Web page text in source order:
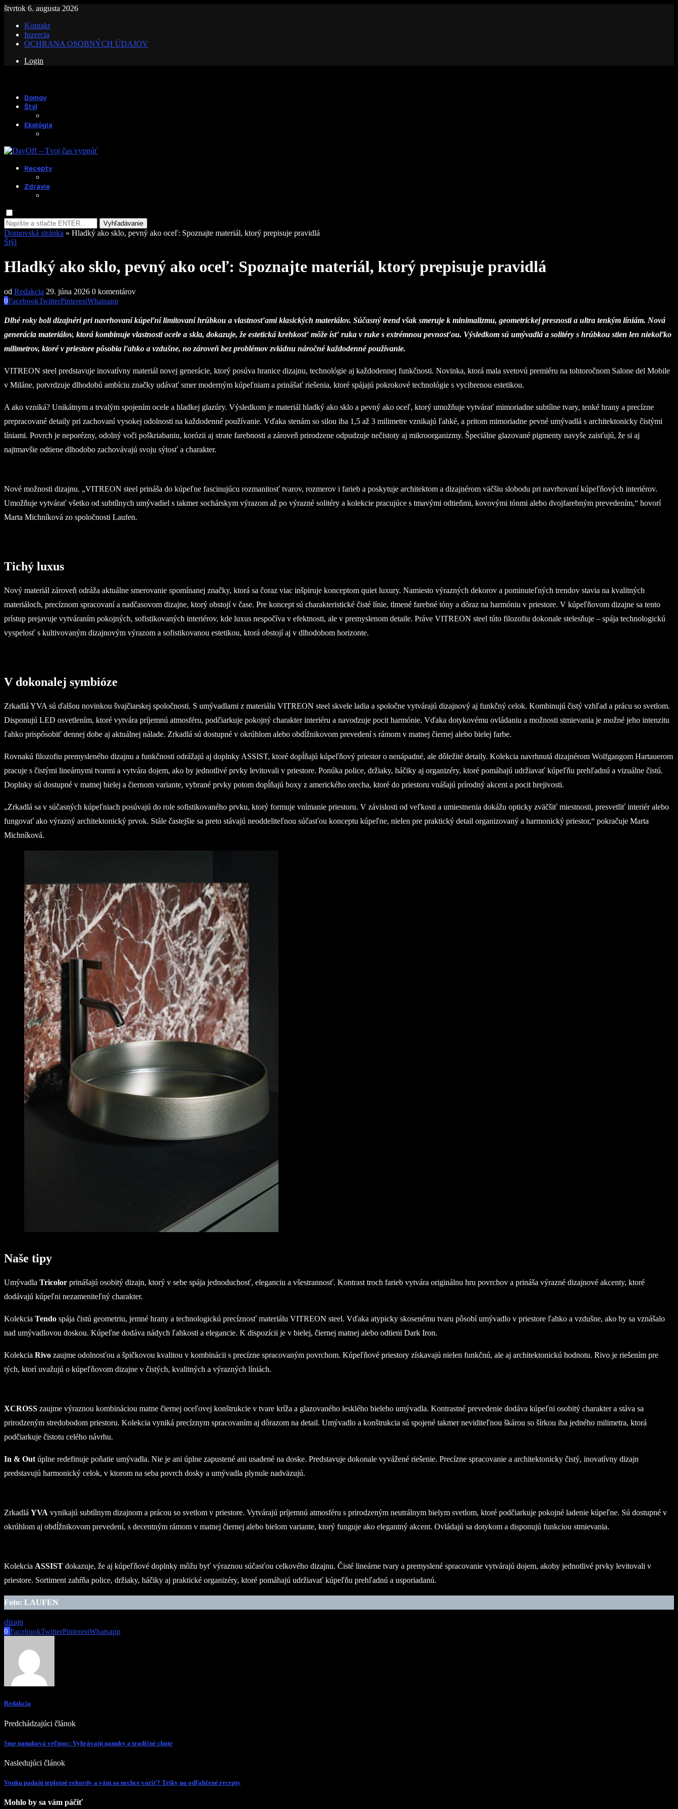
štvrtok 6. augusta 2026
Kontakt
Inzercia
OCHRANA OSOBNÝCH ÚDAJOV
Login
Domov
Štýl
Ekológia
Recepty
Zdravie
Vyhľadávanie
Domovská stránka » Hladký ako sklo, pevný ako oceľ: Spoznajte materiál, ktorý prepisuje pravidlá
Štýl
Hladký ako sklo, pevný ako oceľ: Spoznajte materiál, ktorý prepisuje pravidlá
od Redakcia 29. júna 2026 0 komentárov
0FacebookTwitterPinterestWhatsapp
Dlhé roky boli dizajnéri pri navrhovaní kúpeľní limitovaní hrúbkou a vlastnosťami klasických materiálov. Súčasný trend však smeruje k minimalizmu, geometrickej presnosti a ultra tenkým líniám. Nová
generácia materiálov, ktorá kombinuje vlastnosti ocele a skla, dokazuje, že estetická krehkosť môže ísť ruka v ruke s extrémnou pevnosťou. Výsledkom sú umývadlá a solitéry s hrúbkou stien len niekoľko
milimetrov, ktoré v priestore pôsobia ľahko a vzdušne, no zároveň bez problémov zvládnu náročné každodenné používanie.
VITREON steel predstavuje inovatívny materiál novej generácie, ktorý posúva hranice dizajnu, technológie aj každodennej funkčnosti. Novinka, ktorá mala svetovú premiéru na tohtoročnom Salone del Mobile
v Miláne, potvrdzuje dlhodobú ambíciu značky udávať smer moderným kúpeľniam a prinášať riešenia, ktoré spájajú pokrokové technológie s vycibrenou estetikou.
A ako vzniká? Unikátnym a trvalým spojením ocele a hladkej glazúry. Výsledkom je materiál hladký ako sklo a pevný ako oceľ, ktorý umožňuje vytvárať mimoriadne subtílne tvary, tenké hrany a precízne
prepracované detaily pri zachovaní vysokej odolnosti na každodenné používanie. Vďaka stenám so silou iba 1,5 až 3 milimetre vznikajú ľahké, a pritom mimoriadne pevné umývadlá s architektonicky čistými
líniami. Povrch je neporézny, odolný voči poškriabaniu, korózii aj strate farebnosti a zároveň prirodzene odpudzuje nečistoty aj mikroorganizmy. Špeciálne glazované pigmenty navyše zaisťujú, že si aj
najtmavšie odtiene dlhodobo zachovávajú svoju sýtosť a charakter.
Nové možnosti dizajnu. „VITREON steel prináša do kúpeľne fascinujúcu rozmanitosť tvarov, rozmerov i farieb a poskytuje architektom a dizajnérom väčšiu slobodu pri navrhovaní kúpeľňových interiérov.
Umožňuje vytvárať všetko od subtílnych umývadiel s takmer sochárskym výrazom až po výrazné solitéry a kolekcie pracujúce s tmavými odtieňmi, kovovými tónmi alebo dvojfarebným prevedením,“ hovorí
Marta Michníková zo spoločnosti Laufen.
Tichý luxus
Nový materiál zároveň odráža aktuálne smerovanie spomínanej značky, ktorá sa čoraz viac inšpiruje konceptom quiet luxury. Namiesto výrazných dekorov a pominuteľných trendov stavia na kvalitných
materiáloch, precíznom spracovaní a nadčasovom dizajne, ktorý obstojí v čase. Pre koncept sú charakteristické čisté línie, tlmené farebné tóny a dôraz na harmóniu v priestore. V kúpeľňovom dizajne sa tento
prístup prejavuje vytváraním pokojných, sofistikovaných interiérov, kde luxus nespočíva v efektnosti, ale v premyslenom detaile. Práve VITREON steel túto filozofiu dokonale stelesňuje – spája technologickú
vyspelosť s kultivovaným dizajnovým výrazom a sofistikovanou estetikou, ktorá obstojí aj v dlhodobom horizonte.
V dokonalej symbióze
Zrkadlá YVA sú ďalšou novinkou švajčiarskej spoločnosti. S umývadlami z materiálu VITREON steel skvele ladia a spoločne vytvárajú dizajnový aj funkčný celok. Kombinujú čistý vzhľad a prácu so svetlom.
Disponujú LED osvetlením, ktoré vytvára príjemnú atmosféru, podčiarkuje pokojný charakter interiéru a navodzuje pocit harmónie. Vďaka dotykovému ovládaniu a možnosti stmievania je možné jeho intenzitu
ľahko prispôsobiť dennej dobe aj aktuálnej nálade. Zrkadlá sú dostupné v okrúhlom alebo obdĺžnikovom prevedení s rámom v matnej čiernej alebo bielej farbe.
Rovnakú filozofiu premysleného dizajnu a funkčnosti odrážajú aj doplnky ASSIST, ktoré dopĺňajú kúpeľňový priestor o nenápadné, ale dôležité detaily. Kolekcia navrhnutá dizajnérom Wolfgangom Hartauerom
pracuje s čistými lineárnymi tvarmi a vytvára dojem, ako by jednotlivé prvky levitovali v priestore. Ponúka police, držiaky, háčiky aj organizéry, ktoré pomáhajú udržiavať kúpeľňu prehľadnú a vizuálne čistú.
Doplnky sú dostupné v matnej bielej a čiernom variante, vybrané prvky potom dopĺňajú boxy z amerického orecha, ktoré do priestoru vnášajú prírodný akcent a pocit hrejivosti.
„Zrkadlá sa v súčasných kúpeľniach posúvajú do role sofistikovaného prvku, ktorý formuje vnímanie priestoru. V závislosti od veľkosti a umiestnenia dokážu opticky zväčšiť miestnosti, presvetliť interiér alebo
fungovať ako výrazný architektonický prvok. Stále častejšie sa preto stávajú neoddeliteľnou súčasťou konceptu kúpeľne, nielen pre praktický detail organizovaný a harmonický priestor,“ pokračuje Marta
Michníková.
Naše tipy
Umývadla Tricolor prinášajú osobitý dizajn, ktorý v sebe spája jednoduchosť, eleganciu a všestrannosť. Kontrast troch farieb vytvára originálnu hru povrchov a prináša výrazné dizajnové akcenty, ktoré
dodávajú kúpeľni nezameniteľný charakter.
Kolekcia Tendo spája čistú geometriu, jemné hrany a technologickú precíznosť materiálu VITREON steel. Vďaka atypicky skosenému tvaru pôsobí umývadlo v priestore ľahko a vzdušne, ako by sa vznášalo
nad umývadlovou doskou. Kúpeľne dodáva nádych ľahkosti a elegancie. K dispozícii je v bielej, čiernej matnej alebo odtieni Dark Iron.
Kolekcia Rivo zaujme odolnosťou a špičkovou kvalitou v kombinácii s precízne spracovaným povrchom. Kúpeľňové priestory získavajú nielen funkčnú, ale aj architektonickú hodnotu. Rivo je riešením pre
tých, ktorí uvažujú o kúpeľňovom dizajne v čistých, kvalitných a výrazných líniách.
XCROSS zaujme výraznou kombináciou matne čiernej oceľovej konštrukcie v tvare kríža a glazovaného lesklého bieleho umývadla. Kontrastné prevedenie dodáva kúpeľni osobitý charakter a stáva sa
prirodzeným stredobodom priestoru. Kolekcia vyniká precíznym spracovaním aj dôrazom na detail. Umývadlo a konštrukcia sú spojené takmer neviditeľnou škárou so šírkou iba jedného milimetra, ktorá
podčiarkuje čistotu celého návrhu.
In & Out úplne redefinuje poňatie umývadla. Nie je ani úplne zapustené ani usadené na doske. Predstavuje dokonale vyvážené riešenie. Precízne spracovanie a architektonicky čistý, inovatívny dizajn
predstavujú harmonický celok, v ktorom na seba povrch dosky a umývadla plynule nadväzujú.
Zrkadlá YVA vynikajú subtílnym dizajnom a prácou so svetlom v priestore. Vytvárajú príjemnú atmosféru s prirodzeným neutrálnym bielym svetlom, ktoré podčiarkuje pokojné ladenie kúpeľne. Sú dostupné v
okrúhlom aj obdĺžnikovom prevedení, s decentným rámom v matnej čiernej alebo bielom variante, ktorý funguje ako elegantný akcent. Ovládajú sa dotykom a disponujú funkciou stmievania.
Kolekcia ASSIST dokazuje, že aj kúpeľňové doplnky môžu byť výraznou súčasťou celkového dizajnu. Čisté lineárne tvary a premyslené spracovanie vytvárajú dojem, akoby jednotlivé prvky levitovali v
priestore. Sortiment zahŕňa police, držiaky, háčiky aj praktické organizéry, ktoré pomáhajú udržiavať kúpeľňu prehľadnú a usporiadanú.
Foto: LAUFEN
dizajn
0 FacebookTwitterPinterestWhatsapp
Redakcia
Predchádzajúci článok
Sme nanuková veľmoc: Vyhrávajú nanuky a tradičné chute
Nasledujúci článok
Vonku padajú teplotné rekordy a vám sa nechce variť? Triky na odľahčené recepty
Mohlo by sa vám páčiť